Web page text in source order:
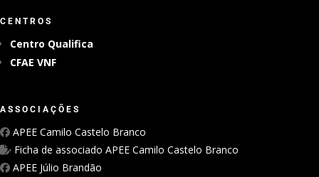
CENTROS
Centro Qualifica
CFAE VNF
ASSOCIAÇÕES
APEE Camilo Castelo Branco
Ficha de associado APEE Camilo Castelo Branco
APEE Júlio Brandão